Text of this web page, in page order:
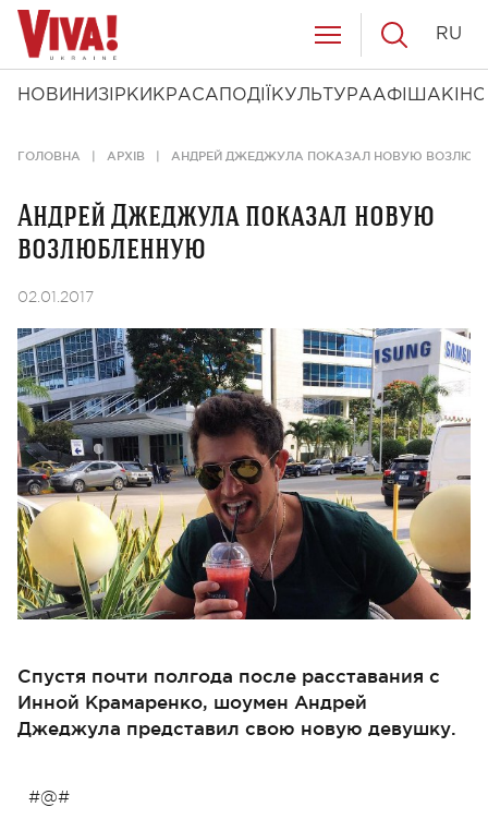
НОВИНИ ЗІРКИ КРАСА ПОДІЇ КУЛЬТУРААФІША КІНО
RU
ГОЛОВНА АРХІВ АНДРЕЙ ДЖЕДЖУЛА ПОКАЗАЛ НОВУЮ
Андрей Джеджула показал новую
возлюбленную
02.01.2017
Спустя почти полгода после расставания с
Инной Крамаренко, шоумен Андрей
Джеджула представил свою новую девушку.
#@#